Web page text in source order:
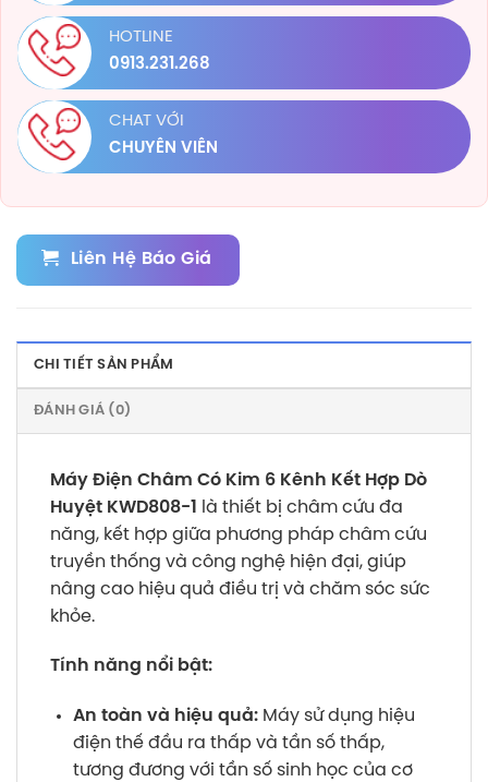
HOTLINE
0913.231.268
CHAT VỚI
CHUYÊN VIÊN
Liên Hệ Báo Giá
CHI TIẾT SẢN PHẨM
ĐÁNH GIÁ (0)
Máy Điện Châm Có Kim 6 Kênh Kết Hợp Dò
Huyệt KWD808-1
là thiết bị châm cứu đa
năng, kết hợp giữa phương pháp châm cứu
truyền thống và công nghệ hiện đại, giúp
nâng cao hiệu quả điều trị và chăm sóc sức
khỏe.
Tính năng nổi bật:
An toàn và hiệu quả:Máy sử dụng hiệu
điện thế đầu ra thấp và tần số thấp,
tương đương với tần số sinh học của cơ